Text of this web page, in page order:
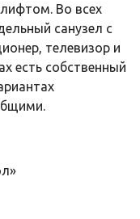
Во всех
санузел с
телевизор и
есть собственный